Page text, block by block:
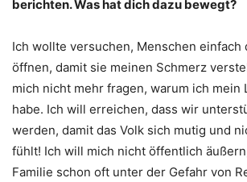
berichten. Was hat dich dazu bewegt?
Ich wollte versuchen, Menschen einfach
öffnen, damit sie meinen Schmerz
mich nicht mehr fragen, warum ich mein
habe. Ich will erreichen, dass wir
werden, damit das Volk sich mutig und
fühlt! Ich will mich nicht öffentlich
Familie schon oft unter der Gefahr von